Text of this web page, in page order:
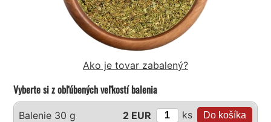
Ako je tovar zabalený?
Vyberte si z obľúbených veľkostí balenia
Balenie 30 g 2 EUR ks